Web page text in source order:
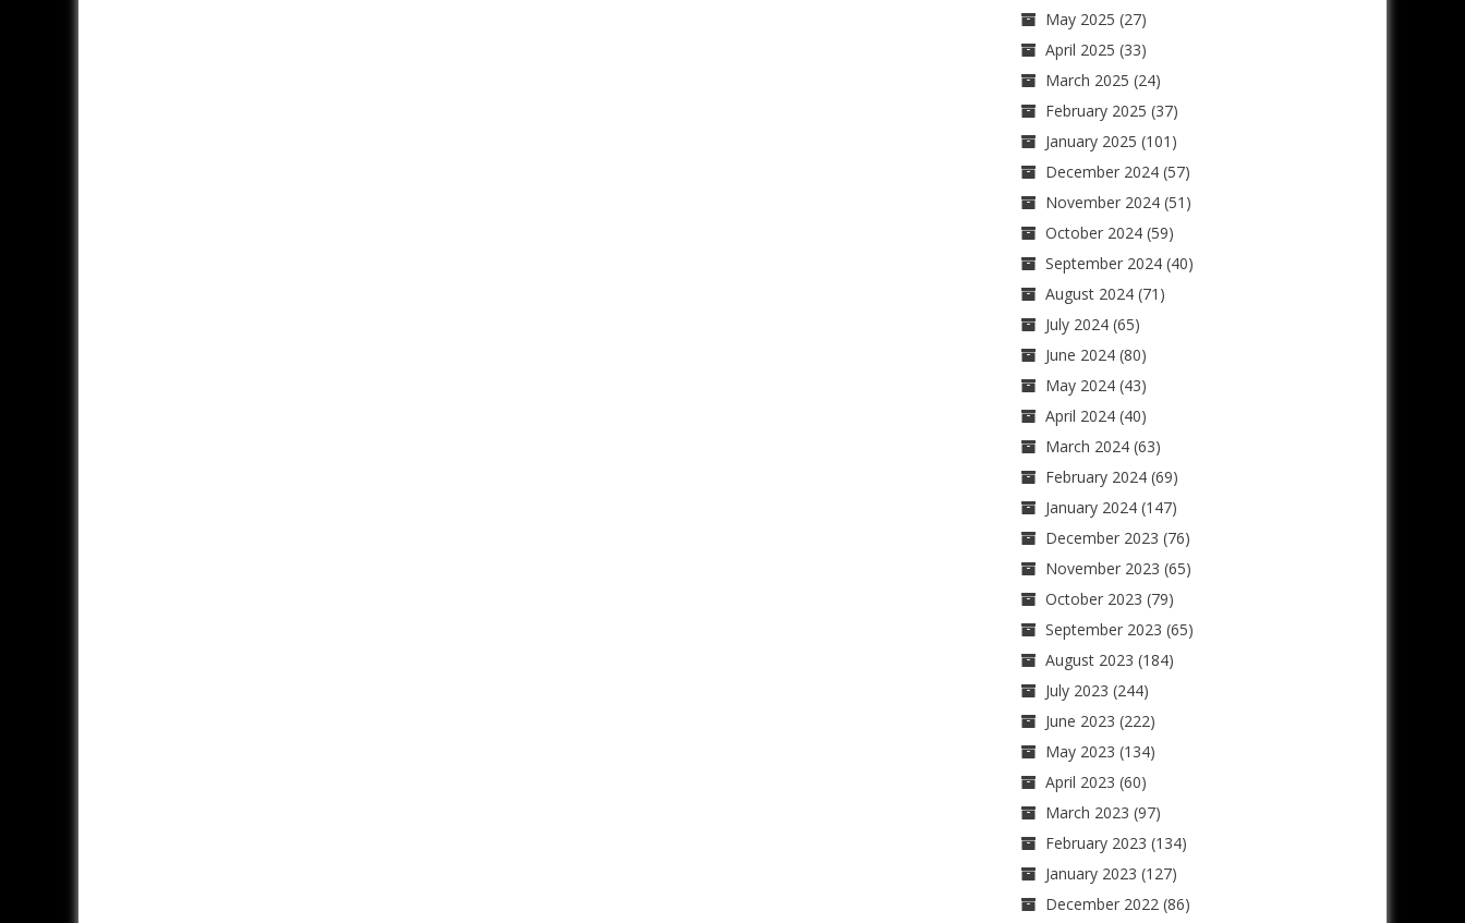
May 2025 (27)
April 2025 (33)
March 2025 (24)
February 2025 (37)
January 2025 (101)
December 2024(57)
November 2024(51)
October 2024(59)
September 2024(40)
August 2024(71)
July 2024(65)
June 2024(80)
May 2024(43)
April 2024(40)
March 2024(63)
February 2024(69)
January 2024(147)
December 2023 (76)
November 2023 (65)
October 2023 (79)
September 2023 (65)
August 2023 (184)
July 2023 (244)
June 2023 (222)
May 2023 (134)
April 2023 (60)
March 2023 (97)
February 2023 (134)
January 2023 (127)
December 2022(86)